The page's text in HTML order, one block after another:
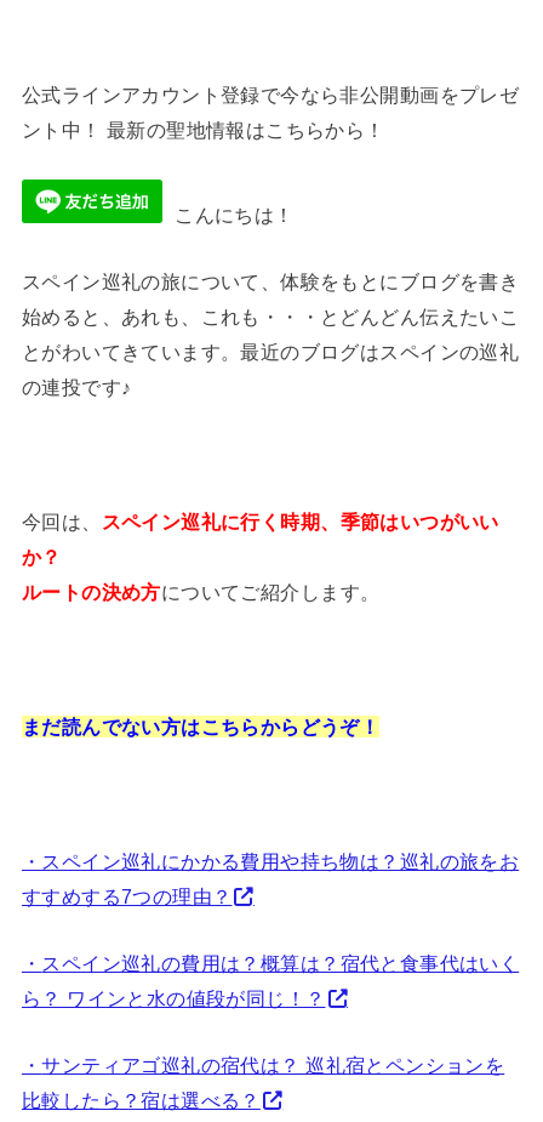
公式ラインアカウント登録で今なら非公開動画をプレゼ
ント中！ 最新の聖地情報はこちらから！
こんにちは！
スペイン巡礼の旅について、体験をもとにブログを書き
始めると、あれも、これも・・・とどんどん伝えたいこ
とがわいてきています。最近のブログはスペインの巡礼
の連投です♪
今回は、
スペイン巡礼に行く時期、季節はいつがいい
か？
ルートの決め方についてご紹介します。
まだ読んでない方はこちらからどうぞ！
・スペイン巡礼にかかる費用や持ち物は？巡礼の旅をお
すすめする7つの理由？
・ スペイン巡礼の費用は？概算は？宿代と食事代はいく
ら？ ワインと水の値段が同じ！？
・サンティアゴ巡礼の宿代は？ 巡礼宿とペンションを
比較したら？宿は選べる？